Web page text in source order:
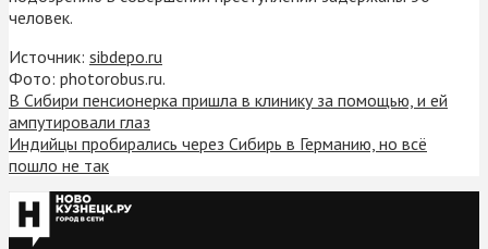
человек.
Источник: sibdepo.ru
Фото: photorobus.ru.
В Сибири пенсионерка пришла в клинику за помощью, и ей
ампутировали глаз
Индийцы пробирались через Сибирь в Германию, но всё
пошло не так